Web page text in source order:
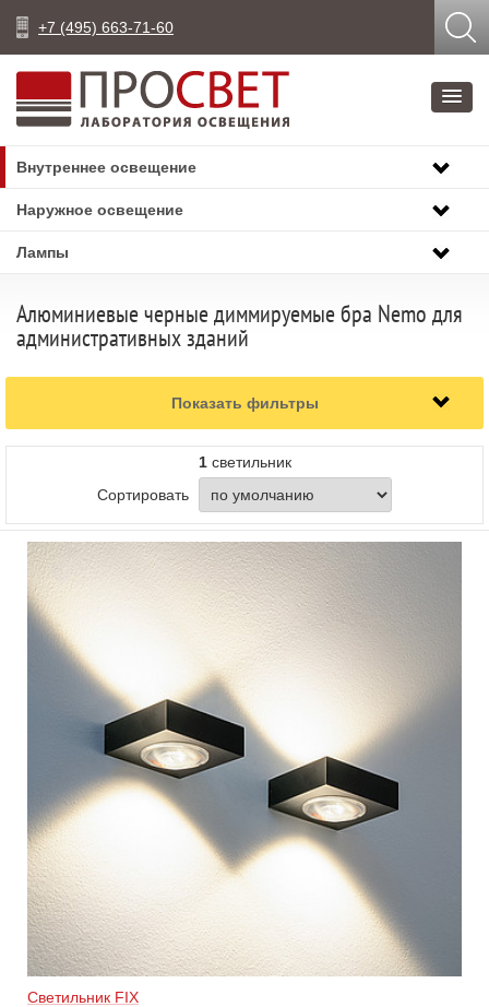
+7 (495) 663-71-60
Внутреннее освещение
Наружное освещение
Лампы
Алюминиевые черные диммируемые бра Nemo для
административных зданий
Показать фильтры
1светильник
Сортировать
Светильник FIX